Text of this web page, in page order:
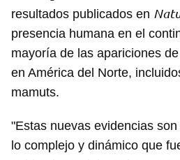
resultados publicados en
presencia humana en el
mayoría de las apariciones
en América del Norte,
mamuts.
"Estas nuevas evidencias
lo complejo y dinámico que